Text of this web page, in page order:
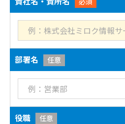
部署名 任意
役職 任意